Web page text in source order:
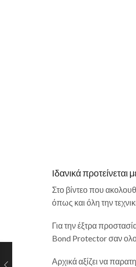
Ιδανικά
Στο βίντεο που
όπως και όλη την
Για την έξτρα
Bond Protector σαν
Αρχικά αξίζει να